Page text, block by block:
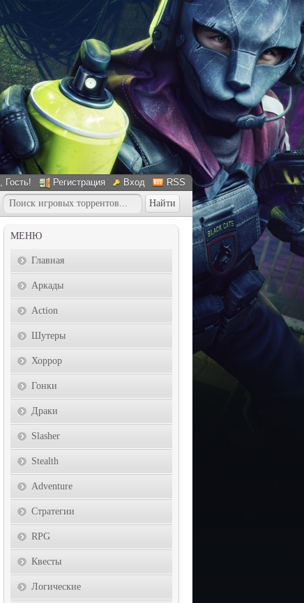
, Гость! Регистрация Вход RSS
МЕНЮ
Главная
Аркады
Action
Шутеры
Хоррор
Гонки
Драки
Slasher
Stealth
Adventure
Стратегии
RPG
Квесты
Логические